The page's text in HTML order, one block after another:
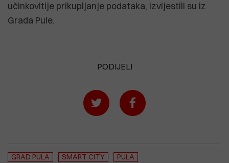
učinkovitije prikupljanje podataka, izvijestili su iz
Grada Pule.
PODIJELI
GRAD PULA SMART CITY PULA